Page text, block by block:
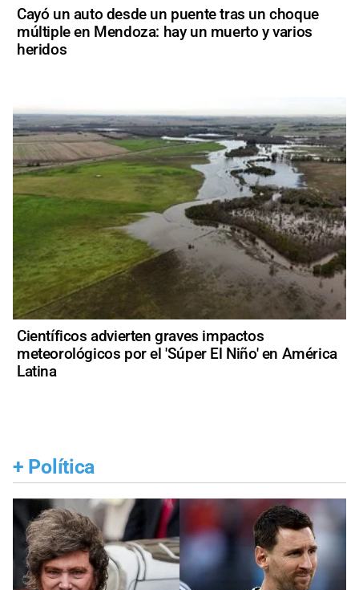
Cayó un auto desde un puente tras un choque
múltiple en Mendoza: hay un muerto y varios
heridos
Científicos advierten graves impactos
meteorológicos por el 'Súper El Niño' en América
Latina
+ Política